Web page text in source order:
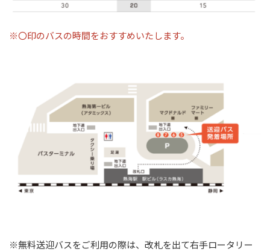
※〇印のバスの時間をおすすめいたします。
※無料送迎バスをご利用の際は、改札を出て右手ロータリー